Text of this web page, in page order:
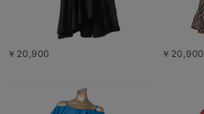
￥20,900 ￥20,900